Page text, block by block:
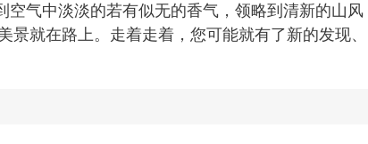
空气中淡淡的若有似无的香气，领略到清新的山风
就在路上。走着走着，您可能就有了新的发现、